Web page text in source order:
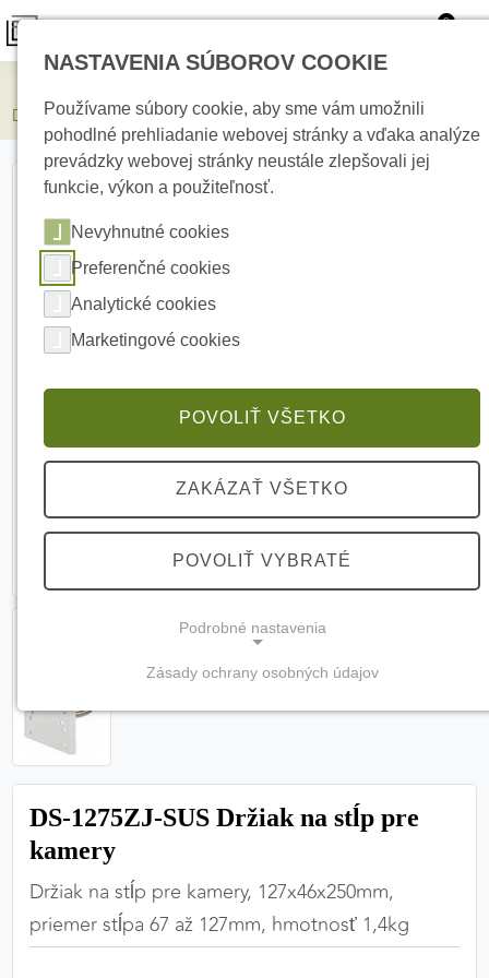
0
DS-1275ZJ-SUS Držiak na stĺp pre kamery
DS-1275ZJ-SUS Držiak na stĺp pre
kamery
Držiak na stĺp pre kamery, 127x46x250mm,
priemer stĺpa 67 až 127mm, hmotnosť 1,4kg
NASTAVENIA SÚBOROV COOKIE
Používame súbory cookie, aby sme vám umožnili
pohodlné prehliadanie webovej stránky a vďaka analýze
prevádzky webovej stránky neustále zlepšovali jej
funkcie, výkon a použiteľnosť.
Nevyhnutné cookies
Preferenčné cookies
Analytické cookies
Marketingové cookies
POVOLIŤ VŠETKO
ZAKÁZAŤ VŠETKO
POVOLIŤ VYBRATÉ
Podrobné nastavenia
(vždy aktívne, nemožno vypnúť)
Tieto cookies sú potrebné na správne fungovanie
zabezpečiť jej plnú funkčnosť.
Zásady ochrany osobných údajov